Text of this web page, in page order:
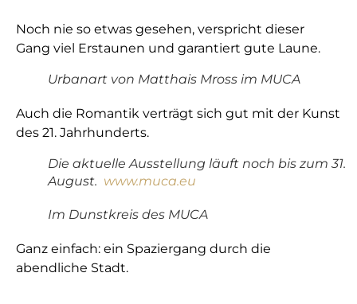
Noch nie so etwas gesehen, verspricht dieser
Gang viel Erstaunen und garantiert gute Laune.
Urbanart von Matthais Mross im MUCA
Auch die Romantik verträgt sich gut mit der Kunst
des 21. Jahrhunderts.
Die aktuelle Ausstellung läuft noch bis zum 31.
August. www.muca.eu
Im Dunstkreis des MUCA
Ganz einfach: ein Spaziergang durch die
abendliche Stadt.